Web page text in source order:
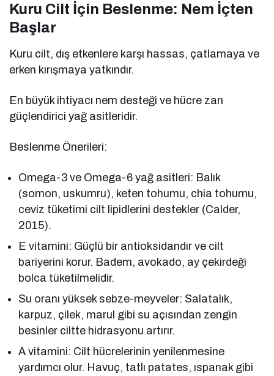
Kuru Cilt İçin Beslenme: Nem İçten
Başlar
Kuru cilt, dış etkenlere karşı hassas, çatlamaya ve
erken kırışmaya yatkındır.
En büyük ihtiyacı nem desteği ve hücre zarı
güçlendirici yağ asitleridir.
Beslenme Önerileri:
Omega-3 ve Omega-6 yağ asitleri: Balık
(somon, uskumru), keten tohumu, chia tohumu,
ceviz tüketimi cilt lipidlerini destekler (Calder,
2015).
E vitamini: Güçlü bir antioksidandır ve cilt
bariyerini korur. Badem, avokado, ay çekirdeği
bolca tüketilmelidir.
Su oranı yüksek sebze-meyveler: Salatalık,
karpuz, çilek, marul gibi su açısından zengin
besinler ciltte hidrasyonu artırır.
A vitamini: Cilt hücrelerinin yenilenmesine
yardımcı olur. Havuç, tatlı patates, ıspanak gibi